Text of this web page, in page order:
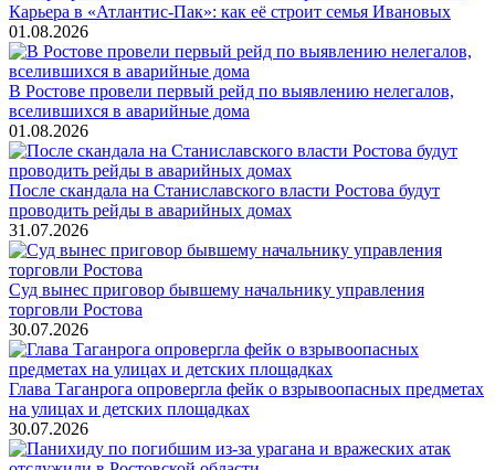
Карьера в «Атлантис-Пак»: как её строит семья Ивановых
01.08.2026
В Ростове провели первый рейд по выявлению нелегалов,
вселившихся в аварийные дома
01.08.2026
После скандала на Станиславского власти Ростова будут
проводить рейды в аварийных домах
31.07.2026
Суд вынес приговор бывшему начальнику управления
торговли Ростова
30.07.2026
Глава Таганрога опровергла фейк о взрывоопасных предметах
на улицах и детских площадках
30.07.2026